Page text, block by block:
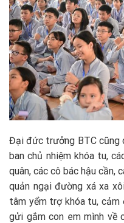
Đại đức trưởng BTC cũng
ban chủ nhiệm khóa tu,
quân, các cô bác hậu cần,
quản ngại đường xá xa
tâm yểm trợ khóa tu,
gửi gắm con em mình về